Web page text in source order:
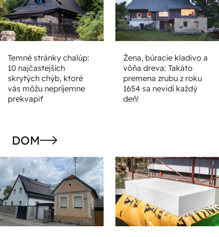
Temné stránky chalúp:
10 najčastejších
skrytých chýb, ktoré
vás môžu nepríjemne
prekvapiť
Žena, búracie kladivo a
vôňa dreva: Takáto
premena zrubu z roku
1654 sa nevidí každý
deň!
DOM